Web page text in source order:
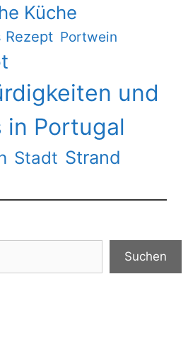
Küche
Rezept Portwein
und
Portugal
Stadt Strand
Suchen